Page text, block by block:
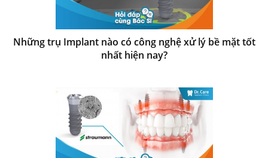
Những trụ Implant nào có công nghệ xử lý bề mặt tốt
nhất hiện nay?